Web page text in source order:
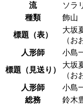
流
ソラ
種類
飾山
標題（表）
大坂
（お
人形師
小島
標題（見送り）
大坂
（お
人形師
小島
総務
鈴木